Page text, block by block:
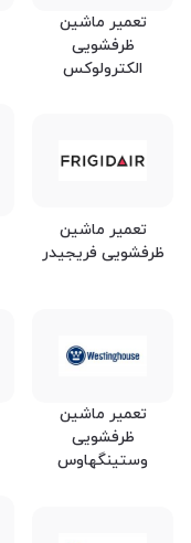
تعمیر ماشین
ظرفشویی
الکترولوکس
تعمیر ماشین
ظرفشویی فریجیدر
تعمیر ماشین
ظرفشویی
وستینگهاوس